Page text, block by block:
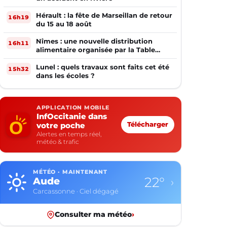
16h19
Hérault : la fête de Marseillan de retour
du 15 au 18 août
16h11
Nîmes : une nouvelle distribution
alimentaire organisée par la Table
Ouverte
15h32
Lunel : quels travaux sont faits cet été
dans les écoles ?
APPLICATION MOBILE
InfOccitanie dans
votre poche
Alertes en temps réel,
météo & trafic
Télécharger
MÉTÉO · MAINTENANT
Aveyron
Rodez · Ciel dégagé
17° ›
Consulter ma météo›